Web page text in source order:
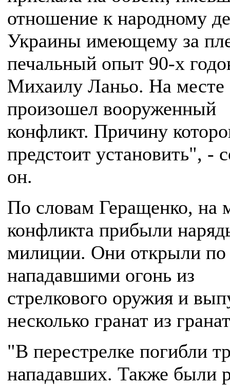
отношение к народному
Украины имеющему за
печальный опыт 90-х
Михаилу Ланьо. На месте
произошел вооруженный
конфликт. Причину
предстоит установить", -
он.
По словам Геращенко, на
конфликта прибыли
милиции. Они открыли по
нападавшими огонь из
стрелкового оружия и
несколько гранат из
"В перестрелке погибли
нападавших. Также были